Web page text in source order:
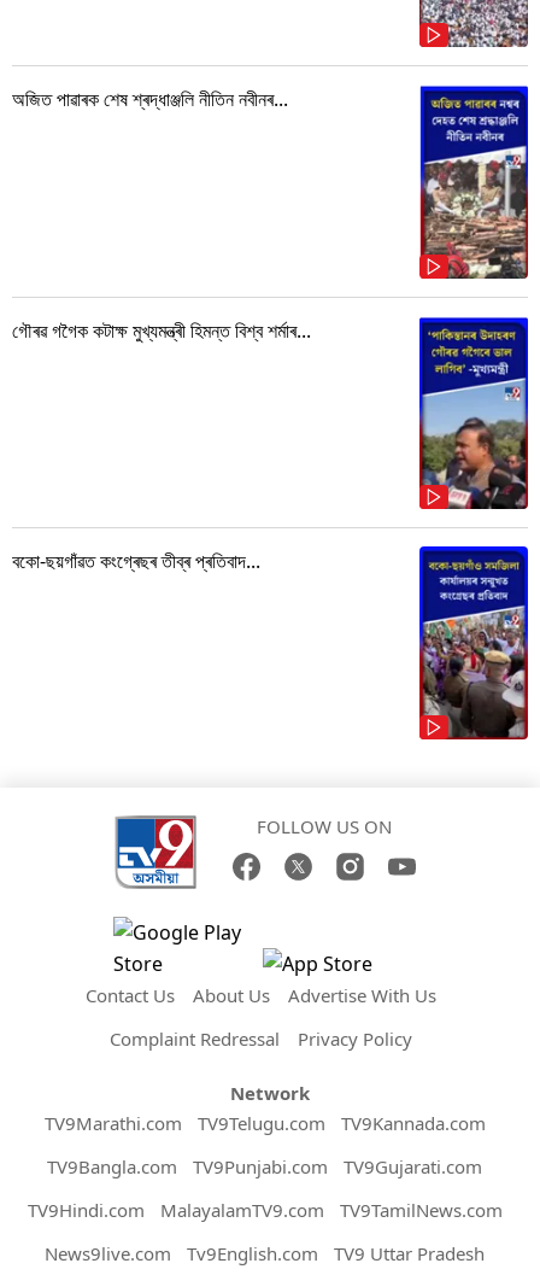
অজিত পাৱাৰক শেষ শ্ৰদ্ধাঞ্জলি নীতিন নবীনৰ...
গৌৰৱ গগৈক কটাক্ষ মুখ্যমন্ত্ৰী হিমন্ত বিশ্ব শৰ্মাৰ...
বকো-ছয়গাঁৱত কংগ্ৰেছৰ তীব্ৰ প্ৰতিবাদ...
FOLLOW US ON
Contact Us About Us
Advertise With Us
Complaint Redressal
Privacy Policy
Network
TV9Marathi.com
TV9Telugu.com
TV9Kannada.com
TV9Bangla.com
TV9Punjabi.com
TV9Gujarati.com
TV9Hindi.com
MalayalamTV9.com
TV9TamilNews.com
News9live.com
Tv9English.com TV9 Uttar Pradesh